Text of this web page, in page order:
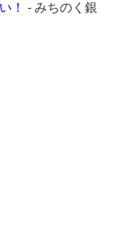
！
- みちのく銀